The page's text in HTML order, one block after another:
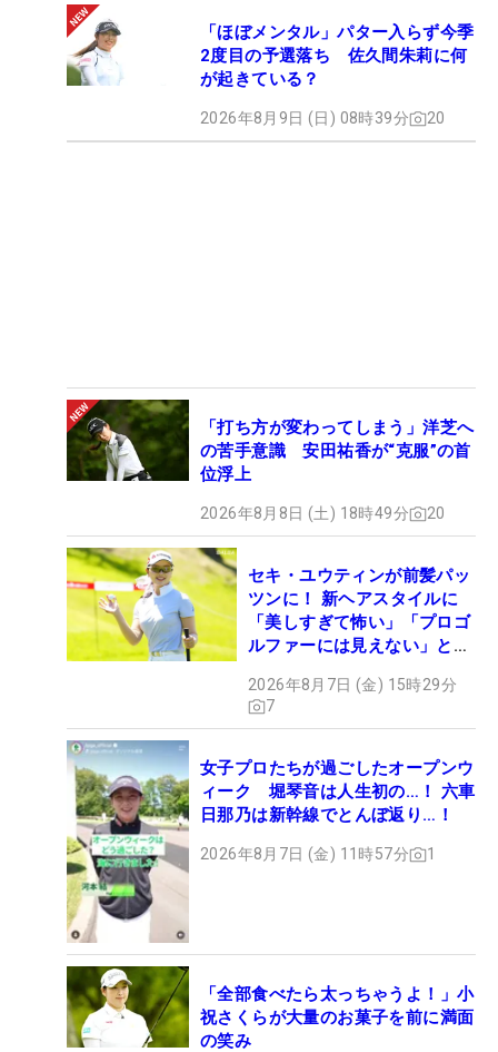
「ほぼメンタル」パター入らず今季
2度目の予選落ち 佐久間朱莉に何
が起きている？
2026年8月9日 (日) 08時39分 20
「打ち方が変わってしまう」洋芝へ
の苦手意識 安田祐香が“克服”の首
位浮上
2026年8月8日 (土) 18時49分 20
セキ・ユウティンが前髪パッ
ツンに！ 新ヘアスタイルに
「美しすぎて怖い」「プロゴ
ルファーには見えない」とコ
2026年8月7日 (金) 15時29分
7
女子プロたちが過ごしたオープンウ
ィーク 堀琴音は人生初の…！ 六車
日那乃は新幹線でとんぼ返り…！
2026年8月7日 (金) 11時57分 1
「全部食べたら太っちゃうよ！」小
祝さくらが大量のお菓子を前に満面
の笑み